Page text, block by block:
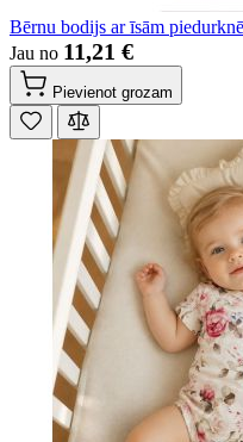
Bērnu bodijs ar īsām
Jau no 11,21 €
Pievienot grozam